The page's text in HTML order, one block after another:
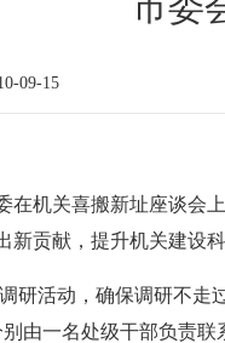
09-15
在机关喜搬新址座谈会
贡献，提升机关建设科
研活动，确保调研不走
由一名处级干部负责联